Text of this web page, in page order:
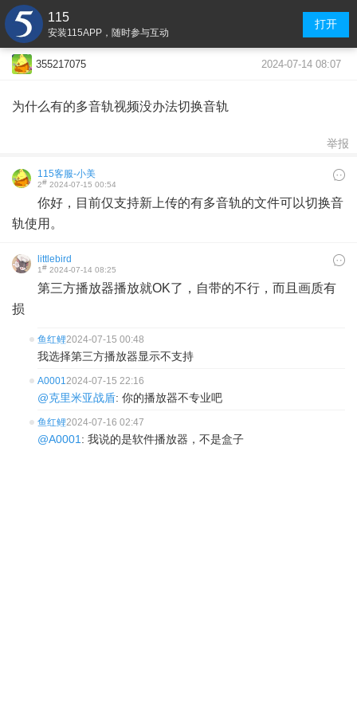
115
安装115APP，随时参与互动
打开
355217075 2024-07-14 08:07
为什么有的多音轨视频没办法切换音轨
举报
115客服-小美
2# 2024-07-15 00:54
你好，目前仅支持新上传的有多音轨的文件可以切换音
轨使用。
littlebird
1# 2024-07-14 08:25
第三方播放器播放就OK了，自带的不行，而且画质有
损
鱼红鲤2024-07-15 00:48
我选择第三方播放器显示不支持
A00012024-07-15 22:16
@克里米亚战盾: 你的播放器不专业吧
鱼红鲤2024-07-16 02:47
@A0001 : 我说的是软件播放器，不是盒子